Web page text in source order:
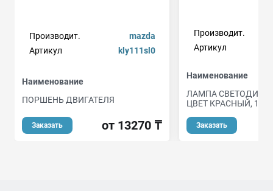
Производит.
mazda
Артикул
kly111sl0
Наименование
ПОРШЕНЬ ДВИГАТЕЛЯ
Заказать от 13270 ₸
Производит.
Артикул
Наименование
ЛАМПА
ЦВЕТ КРАСНЫЙ, 12В,
Заказать